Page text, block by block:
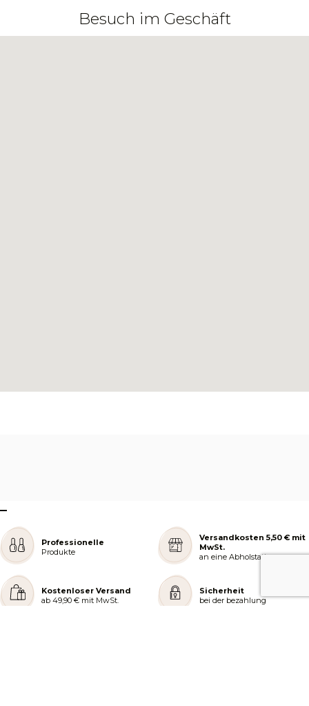
Besuch im Geschäft
–
Professionelle
Produkte
Versandkosten 5,50 € mit
MwSt.
an eine Abholstation
Kostenloser Versand
ab 49,90 € mit MwSt.
Sicherheit
bei der bezahlung